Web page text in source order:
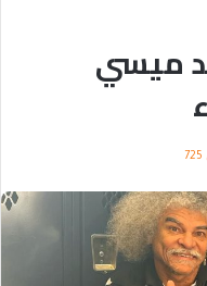
ميسي
725